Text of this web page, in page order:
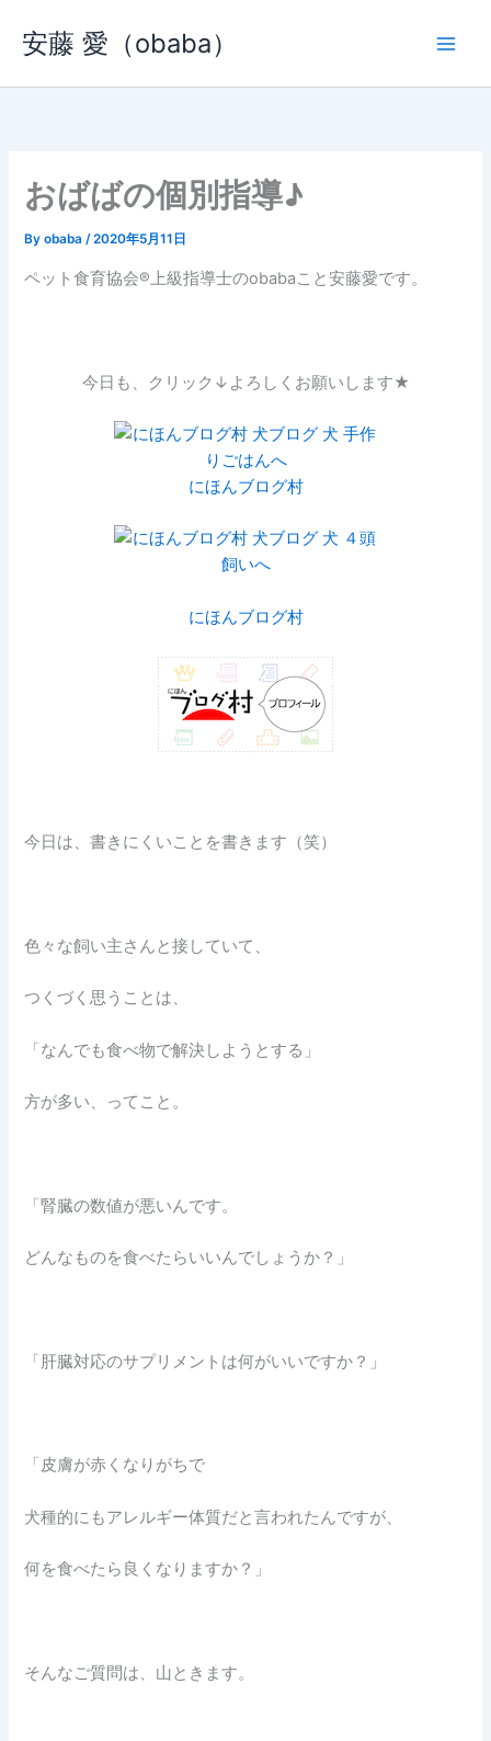
ス
安藤 愛（obaba）
おばばの個別指導♪
Byobaba/2020年5月11日
ペット食育協会®︎上級指導士のobabaこと安藤愛です。
今日も、クリック↓よろしくお願いします★
にほんブログ村
にほんブログ村
今日は、書きにくいことを書きます（笑）
色々な飼い主さんと接していて、
つくづく思うことは、
「なんでも食べ物で解決しようとする」
方が多い、ってこと。
「腎臓の数値が悪いんです。
どんなものを食べたらいいんでしょうか？」
「肝臓対応のサプリメントは何がいいですか？」
「皮膚が赤くなりがちで
犬種的にもアレルギー体質だと言われたんですが、
何を食べたら良くなりますか？」
そんなご質問は、山ときます。